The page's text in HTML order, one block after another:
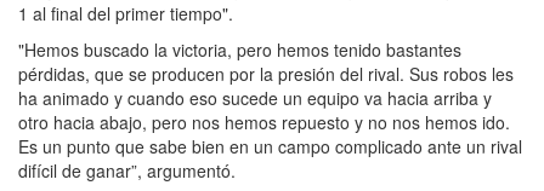
1 al final del primer tiempo".
"Hemos buscado la victoria, pero hemos tenido bastantes
pérdidas, que se producen por la presión del rival. Sus robos les
ha animado y cuando eso sucede un equipo va hacia arriba y
otro hacia abajo, pero nos hemos repuesto y no nos hemos ido.
Es un punto que sabe bien en un campo complicado ante un rival
difícil de ganar”, argumentó.